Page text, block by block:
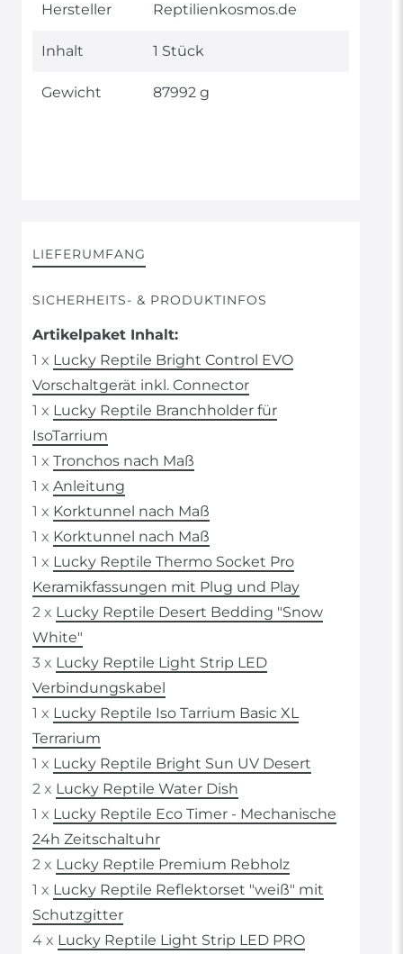
Hersteller Reptilienkosmos.de
Inhalt 1 Stück
Gewicht 87992 g
LIEFERUMFANG
SICHERHEITS- & PRODUKTINFOS
Artikelpaket Inhalt:
1 x Lucky Reptile Bright Control EVO
Vorschaltgerät inkl. Connector
1 x Lucky Reptile Branchholder für
IsoTarrium
1 x Tronchos nach Maß
1 x Anleitung
1 x Korktunnel nach Maß
1 x Korktunnel nach Maß
1 x Lucky Reptile Thermo Socket Pro
Keramikfassungen mit Plug und Play
2 x Lucky Reptile Desert Bedding "Snow
White"
3 x Lucky Reptile Light Strip LED
Verbindungskabel
1 x Lucky Reptile Iso Tarrium Basic XL
Terrarium
1 x Lucky Reptile Bright Sun UV Desert
2 x Lucky Reptile Water Dish
1 x Lucky Reptile Eco Timer - Mechanische
24h Zeitschaltuhr
2 x Lucky Reptile Premium Rebholz
1 x Lucky Reptile Reflektorset "weiß" mit
Schutzgitter
4 x Lucky Reptile Light Strip LED PRO